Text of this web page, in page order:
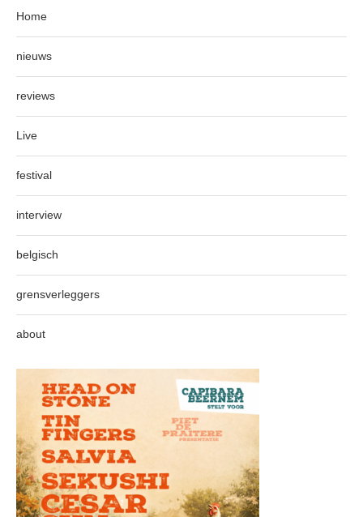
Home
nieuws
reviews
Live
festival
interview
belgisch
grensverleggers
about